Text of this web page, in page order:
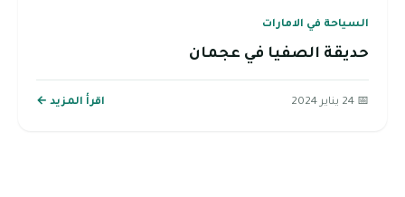
السياحة في الامارات
حديقة الصفيا في عجمان
📅 24 يناير 2024 اقرأ المزيد ←